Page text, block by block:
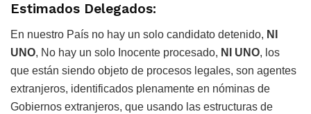
Estimados Delegados:
En nuestro País no hay un solo candidato detenido, NI
UNO, No hay un solo Inocente procesado, NI UNO, los
que están siendo objeto de procesos legales, son agentes
extranjeros, identificados plenamente en nóminas de
Gobiernos extranjeros, que usando las estructuras de